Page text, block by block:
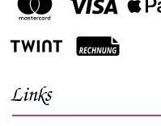
Links